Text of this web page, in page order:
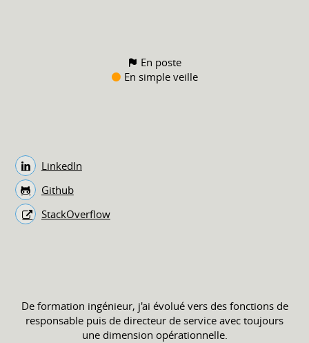
En poste
En simple veille
LinkedIn
Github
StackOverflow
De formation ingénieur, j'ai évolué vers des fonctions de
responsable puis de directeur de service avec toujours
une dimension opérationnelle.